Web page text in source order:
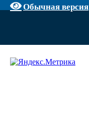
Обычная версия